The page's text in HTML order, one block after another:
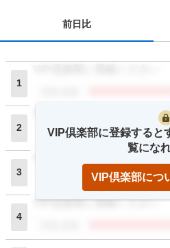
前日比
1
2
VIP倶楽部に登録ください
閲覧者数
3
4
VIP倶楽部に登録ください
VIP倶楽部に登録すると
覧にな
VIP倶楽部につ